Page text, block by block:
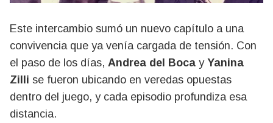
Este intercambio sumó un nuevo capítulo a una
convivencia que ya venía cargada de tensión. Con
el paso de los días, Andrea del Boca y Yanina
Zilli se fueron ubicando en veredas opuestas
dentro del juego, y cada episodio profundiza esa
distancia.